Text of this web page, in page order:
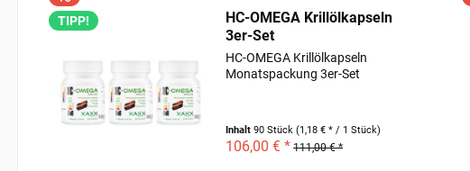
TIPP!
HC-OMEGA Krillölkapseln
3er-Set
HC-OMEGA Krillölkapseln
Monatspackung 3er-Set
Inhalt90 Stück(1,18 € * / 1 Stück)
106,00 € * 111,00 € *